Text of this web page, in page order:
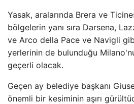
Yasak, aralarında Brera ve
bölgelerin yanı sıra Darsena,
ve Arco della Pace ve Navigli
yerlerinin de bulunduğu
geçerli olacak.
Geçen ay belediye başkanı
önemli bir kesiminin aşırı